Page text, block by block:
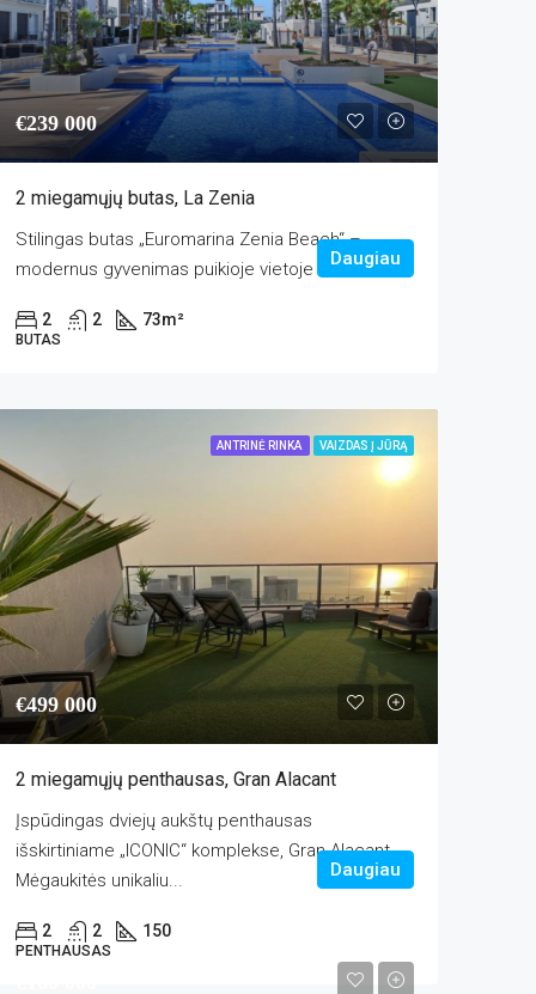
€239 000
2 miegamųjų butas, La Zenia
Stilingas butas „Euromarina Zenia Beach“ –
modernus gyvenimas puikioje vietoje Sveiki...
2 2 73m²
BUTAS
Daugiau
ANTRINĖ RINKA VAIZDAS Į JŪRĄ
€499 000
2 miegamųjų penthausas, Gran Alacant
Įspūdingas dviejų aukštų penthausas
išskirtiniame „ICONIC“ komplekse, Gran Alacant
Mėgaukitės unikaliu...
2 2 150
PENTHAUSAS
Daugiau